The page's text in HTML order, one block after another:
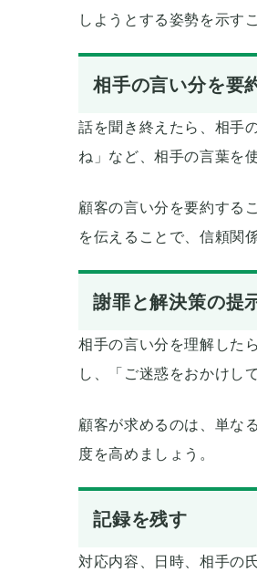
しようとする姿勢を示す
相手の言い分を要
話を聞き終えたら、相手
ね」など、相手の言葉を
顧客の言い分を要約する
を伝えることで、信頼関
謝罪と解決策の提
相手の言い分を理解した
し、「ご迷惑をおかけし
顧客が求めるのは、単な
度を高めましょう。
記録を残す
対応内容、日時、相手の